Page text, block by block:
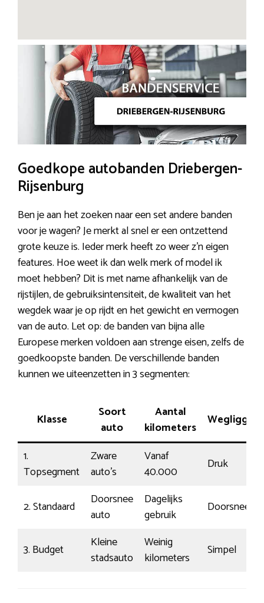
Goedkope autobanden Driebergen-
Rijsenburg
Ben je aan het zoeken naar een set andere banden
voor je wagen? Je merkt al snel er een ontzettend
grote keuze is. Ieder merk heeft zo weer z’n eigen
features. Hoe weet ik dan welk merk of model ik
moet hebben? Dit is met name afhankelijk van de
rijstijlen, de gebruiksintensiteit, de kwaliteit van het
wegdek waar je op rijdt en het gewicht en vermogen
van de auto. Let op: de banden van bijna alle
Europese merken voldoen aan strenge eisen, zelfs de
goedkoopste banden. De verschillende banden
kunnen we uiteenzetten in 3 segmenten:
Klasse
Soort
auto
Aantal
kilometers
Wegligging
1.
Topsegment
Zware
auto’s
Vanaf
40.000
Druk
2. Standaard
Doorsnee
auto
Dagelijks
gebruik
Doorsnee
3. Budget
Kleine
stadsauto
Weinig
kilometers
Simpel